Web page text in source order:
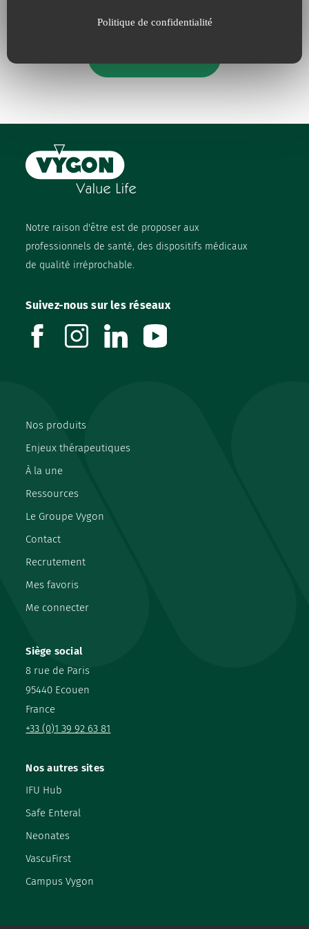
Politique de confidentialité
Notre raison d'être est de proposer aux
professionnels de santé, des dispositifs médicaux
de qualité irréprochable.
Siège social
8 rue de Paris
95440 Ecouen
France
+33 (0)1 39 92 63 81
Nos produits
Enjeux thérapeutiques
À la une
Ressources
Le Groupe Vygon
Contact
Recrutement
Mes favoris
Me connecter
Nos autres sites
IFU Hub
Safe Enteral
Neonates
VascuFirst
Campus Vygon
Suivez-nous sur les réseaux
facebookinstagramlinkedin